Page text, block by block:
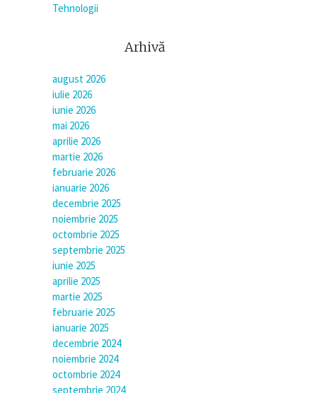
Tehnologii
Arhivă
august 2026
iulie 2026
iunie 2026
mai 2026
aprilie 2026
martie 2026
februarie 2026
ianuarie 2026
decembrie 2025
noiembrie 2025
octombrie 2025
septembrie 2025
iunie 2025
aprilie 2025
martie 2025
februarie 2025
ianuarie 2025
decembrie 2024
noiembrie 2024
octombrie 2024
septembrie 2024